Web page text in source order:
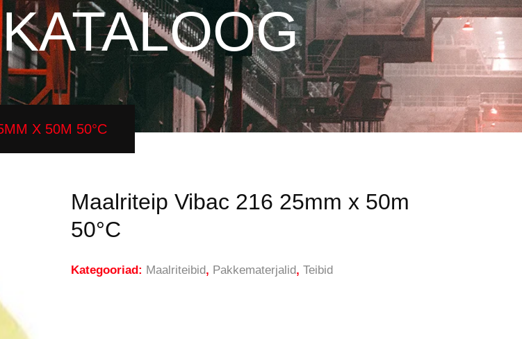
X 50M 50°C
Maalriteip Vibac 216 25mm x 50m
50°C
Kategooriad: Maalriteibid, Pakkematerjalid,Teibid